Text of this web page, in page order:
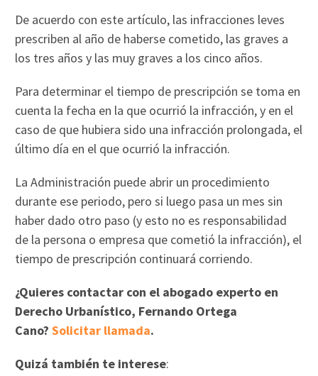
De acuerdo con este artículo, las infracciones leves
prescriben al año de haberse cometido, las graves a
los tres años y las muy graves a los cinco años.
Para determinar el tiempo de prescripción se toma en
cuenta la fecha en la que ocurrió la infracción, y en el
caso de que hubiera sido una infracción prolongada, el
último día en el que ocurrió la infracción.
La Administración puede abrir un procedimiento
durante ese periodo, pero si luego pasa un mes sin
haber dado otro paso (y esto no es responsabilidad
de la persona o empresa que cometió la infracción), el
tiempo de prescripción continuará corriendo.
¿Quieres contactar con el abogado experto en
Derecho Urbanístico, Fernando Ortega
Cano?Solicitar llamada.
Quizá también te interese: